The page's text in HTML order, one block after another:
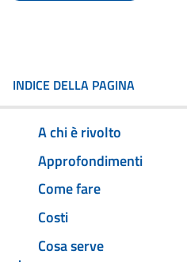
INDICE DELLA PAGINA
A chi è rivolto
Approfondimenti
Come fare
Costi
Cosa serve